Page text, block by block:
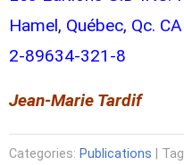
Hamel, Québec, Qc.
2-89634-321-8
Jean-Marie Tardif
Categories: Publications |